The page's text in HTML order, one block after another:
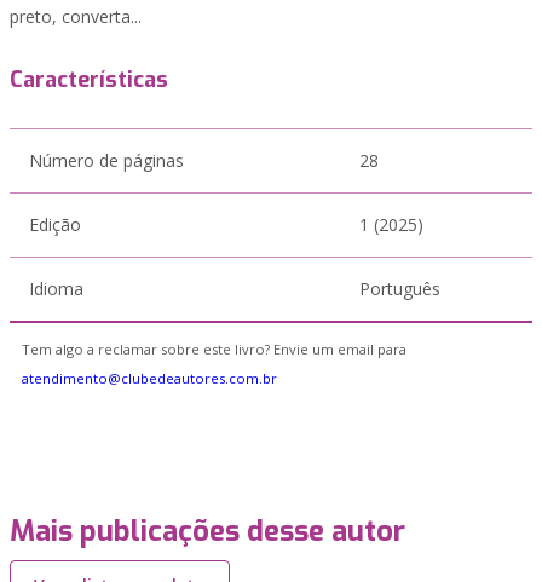
preto, converta...
Características
Número de páginas 28
Edição 1 (2025)
Idioma Português
Tem algo a reclamar sobre este livro? Envie um email para
atendimento@clubedeautores.com.br
Mais publicações desse autor